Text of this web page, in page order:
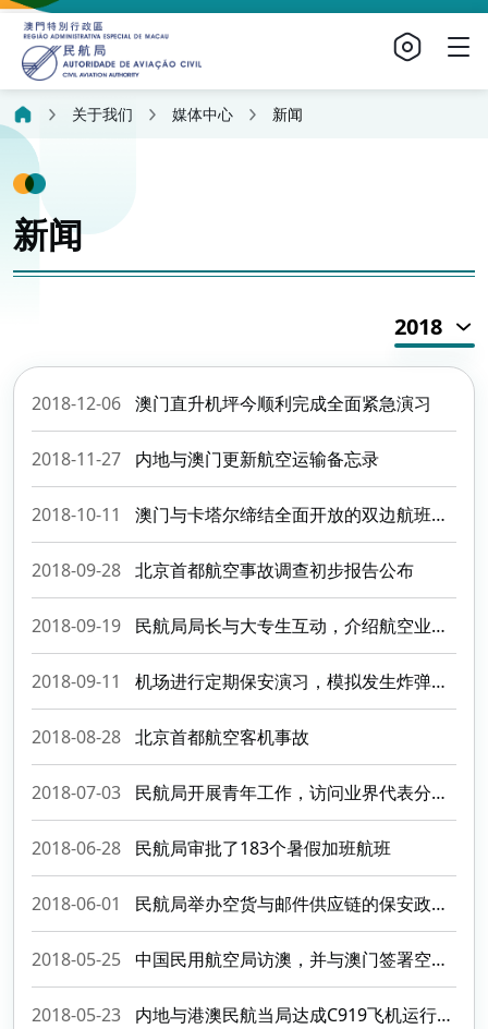
关于我们 媒体中心 新闻
新闻
2018
2018-12-06 澳门直升机坪今顺利完成全面紧急演习
2018-11-27 内地与澳门更新航空运输备忘录
2018-10-11 澳门与卡塔尔缔结全面开放的双边航班协定
2018-09-28 北京首都航空事故调查初步报告公布
2018-09-19 民航局局长与大专生互动，介绍航空业发展并勉励青年人按兴趣投身行业
2018-09-11 机场进行定期保安演习，模拟发生炸弹恐吓紧急事件
2018-08-28 北京首都航空客机事故
2018-07-03 民航局开展青年工作，访问业界代表分享个人故事， 加深青年人对行业不同岗位的认识
2018-06-28 民航局审批了183个暑假加班航班
2018-06-01 民航局举办空货与邮件供应链的保安政策调研工作坊
2018-05-25 中国民用航空局访澳，并与澳门签署空管合作
2018-05-23 内地与港澳民航当局达成C919飞机运行评审和适航审定的合作